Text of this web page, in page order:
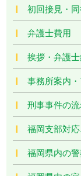
初回接見・
弁護士費用
挨拶・弁護
事務所案内
刑事事件の
福岡支部対
福岡県内の